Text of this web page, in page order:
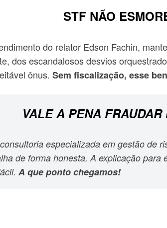
STF NÃO
do relator Edson Fachin,
dos escandalosos desvios
ônus. Sem fiscalização, esse
VALE A PENA
especializada em gestão de
de forma honesta. A explicação
A que ponto chegamos!